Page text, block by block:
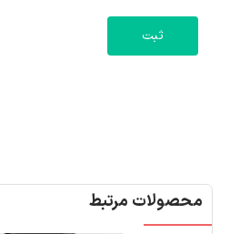
محصولات مرتبط